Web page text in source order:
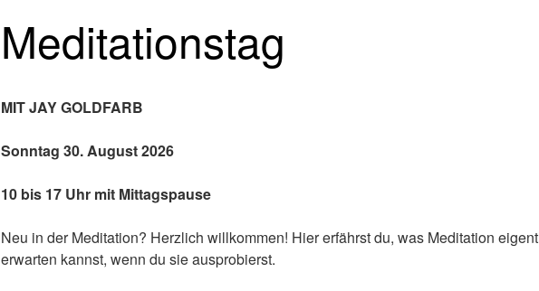
Meditationstag
MIT JAY GOLDFARB
Sonntag 30. August 2026
10 bis 17 Uhr mit Mittagspause
Neu in der Meditation? Herzlich willkommen! Hier erfährst du, was Meditation
erwarten kannst, wenn du sie ausprobierst.